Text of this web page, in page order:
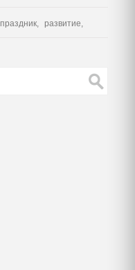
праздник, развитие,